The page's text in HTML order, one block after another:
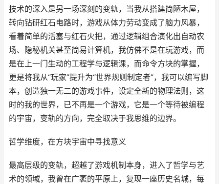
技术的深入是另一场深刻的变轨，当我从搭建简陋木屋，
转向钻研红石电路时，游戏从体力劳动变成了脑力风暴，
看着简单的活塞与红石火把，通过逻辑组合演化出自动农
场、隐秘机关甚至简易计算机，我仿佛不是在玩游戏，而
是在上一门生动的工程学与逻辑课，而命令方块的掌握，
更是将我从“玩家”提升为“世界规则制定者”，我可以编写脚
本，创造独一无二的游戏事件，设定全新的物理法则，这
时的我的世界，已不再是一个游戏，它是一个等待被编程
的宇宙，变轨的方向，完全取决于我思维的边界。
哲学维度，在方块宇宙中寻找意义
最高层级的变轨，超越了游戏机制本身，进入了哲学与艺
术的领域，我曾在广袤的平原上，复现一座历史名城，每